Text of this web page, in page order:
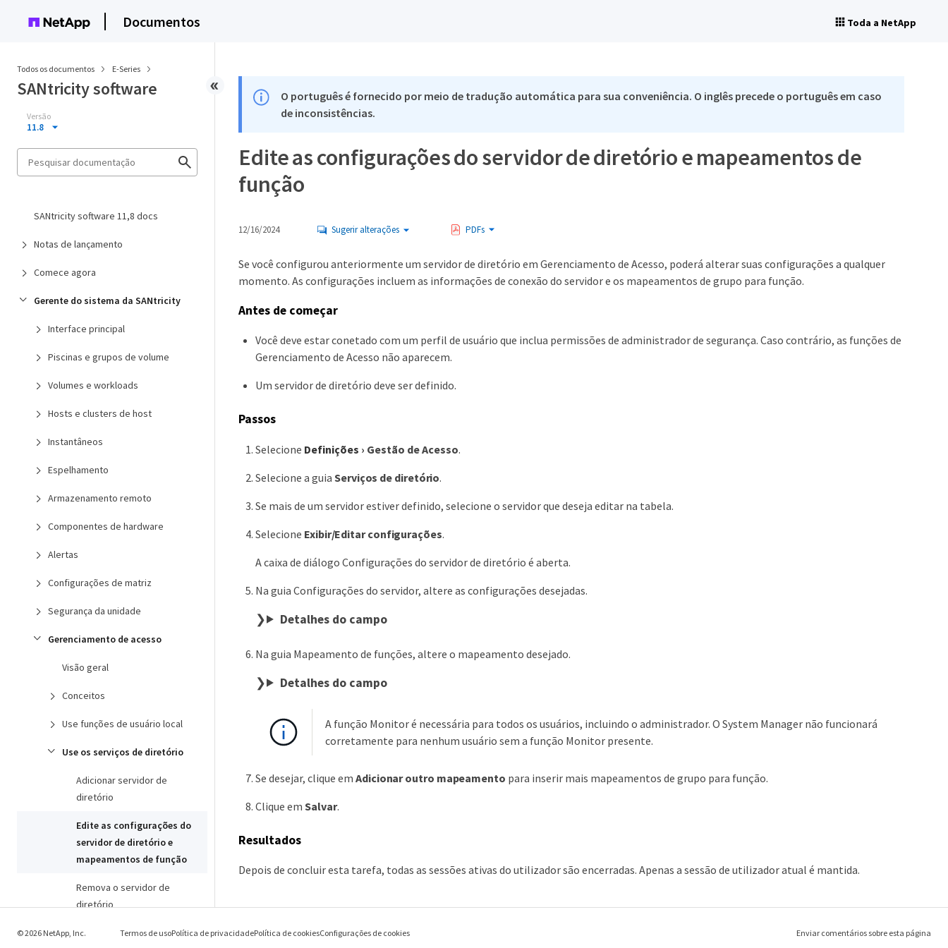
Documentos Toda a NetApp
Todos os documentos E-Series
SANtricity software
Versão
11.8
SANtricity software 11,8 docs
Notas de lançamento
Comece agora
Gerente do sistema da SANtricity
Interface principal
Piscinas e grupos de volume
Volumes e workloads
Hosts e clusters de host
Instantâneos
Espelhamento
Armazenamento remoto
Componentes de hardware
Alertas
Configurações de matriz
Segurança da unidade
Gerenciamento de acesso
Visão geral
Conceitos
Use funções de usuário local
Use os serviços de diretório
Adicionar servidor de
diretório
Edite as configurações do
servidor de diretório e
mapeamentos de função
Remova o servidor de
diretório
Use SAML
O português é fornecido por meio de tradução automática para sua conveniência. O inglês precede o português em caso
de inconsistências.
Edite as configurações do servidor de diretório e mapeamentos de
função
12/16/2024 Sugerir alterações PDFs
Se você configurou anteriormente um servidor de diretório em Gerenciamento de Acesso, poderá alterar suas configurações a qualquer
momento. As configurações incluem as informações de conexão do servidor e os mapeamentos de grupo para função.
Antes de começar
Você deve estar conetado com um perfil de usuário que inclua permissões de administrador de segurança. Caso contrário, as funções de
Gerenciamento de Acesso não aparecem.
Um servidor de diretório deve ser definido.
Passos
Selecione Definições › Gestão de Acesso.
Selecione a guia Serviços de diretório.
Se mais de um servidor estiver definido, selecione o servidor que deseja editar na tabela.
Selecione Exibir/Editar configurações.
A caixa de diálogo Configurações do servidor de diretório é aberta.
Na guia Configurações do servidor, altere as configurações desejadas.
Detalhes do campo
Na guia Mapeamento de funções, altere o mapeamento desejado.
Detalhes do campo
A função Monitor é necessária para todos os usuários, incluindo o administrador. O System Manager não funcionará
corretamente para nenhum usuário sem a função Monitor presente.
Se desejar, clique em Adicionar outro mapeamento para inserir mais mapeamentos de grupo para função.
Clique em Salvar.
Resultados
Depois de concluir esta tarefa, todas as sessões ativas do utilizador são encerradas. Apenas a sessão de utilizador atual é mantida.
© 2026 NetApp, Inc. Termos de usoPolítica de privacidadePolítica de cookiesConfigurações de cookies Enviar comentários sobre esta página